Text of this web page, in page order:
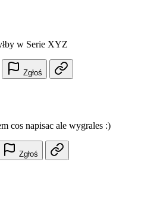
w Serie XYZ
Zgłoś
cos napisac ale wygrales :)
Zgłoś